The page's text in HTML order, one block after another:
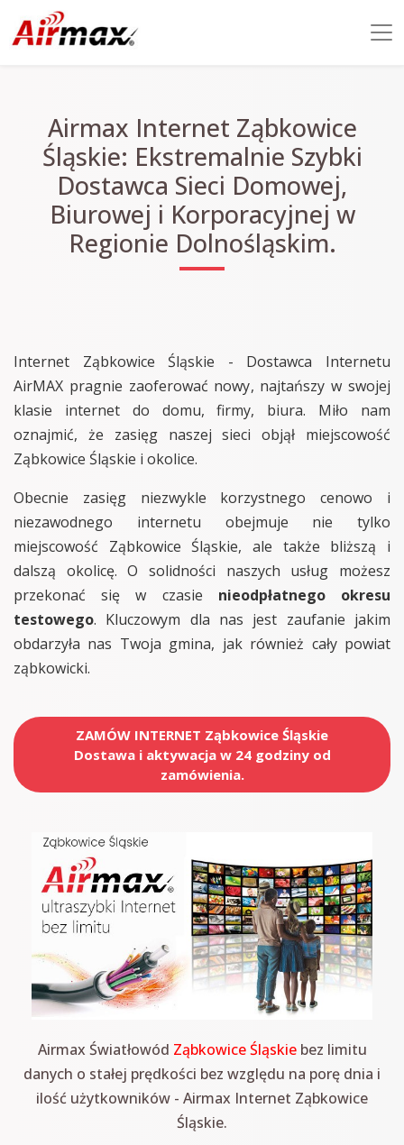
Airmax Internet Ząbkowice
Śląskie: Ekstremalnie Szybki
Dostawca Sieci Domowej,
Biurowej i Korporacyjnej w
Regionie Dolnośląskim.
Internet Ząbkowice Śląskie - Dostawca Internetu
AirMAX pragnie zaoferować nowy, najtańszy w swojej
klasie internet do domu, firmy, biura. Miło nam
oznajmić, że zasięg naszej sieci objął miejscowość
Ząbkowice Śląskie i okolice.
Obecnie zasięg niezwykle korzystnego cenowo i
niezawodnego internetu obejmuje nie tylko
miejscowość Ząbkowice Śląskie, ale także bliższą i
dalszą okolicę. O solidności naszych usług możesz
przekonać się w czasie nieodpłatnego okresu
testowego. Kluczowym dla nas jest zaufanie jakim
obdarzyła nas Twoja gmina, jak również cały powiat
ząbkowicki.
ZAMÓW INTERNET Ząbkowice Śląskie
Dostawa i aktywacja w 24 godziny od
zamówienia.
Airmax Światłowód Ząbkowice Śląskiebez limitu
danych o stałej prędkości bez względu na porę dnia i
ilość użytkowników - Airmax Internet Ząbkowice
Śląskie.